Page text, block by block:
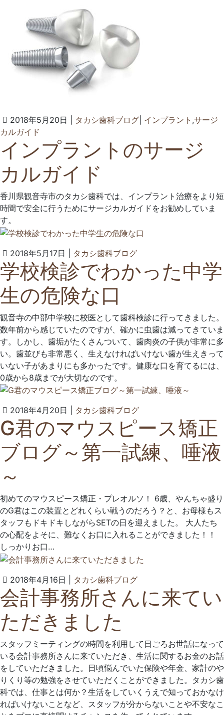
2018年5月20日 タカシ歯科ブログ インプラント ,サージ
カルガイド
年
11
日
カ
シ
科
ク
リ
ニ
ク
インプラントのサージ
カルガイド
香川県観音寺市のタカシ歯科では、インプラント治療をより短
時間で安全に行うためにサージカルガイドをお勧めしていま
す。
2018年5月17日 タカシ歯科ブログ2022
6
日
タ
シ
ク
リ
ニ
ッ
ク
学校検診でわかった中学
生の危険な口
観音寺の中部中学校に校医として歯科検診に行ってきました。
数年前から感じていたのですが、確かに虫歯は減ってきていま
す。しかし、歯垢がたくさんついて、歯肉炎の子供が非常に多
い。歯並びも非常悪く、生えなければいけない歯が生えきって
いない子があまりにも多かったです。健康な口を育てるには、
0歳から8歳までが大切なのです。
2018年4月20日 タカシ歯科ブログ2022
月
23
タ
歯
科
ニ
ッ
ク
G君のマウスピース矯正
ブログ～第一試練、唾液
～
初めてのマウスピース矯正・プレオルソ！ 6歳、やんちゃ盛り
のG君はこの装置とどれくらい戦うのだろう？と、お母様もス
タッフもドキドキしながらSETの日を迎えました。 大人たち
の心配をよそに、難なくお口に入れることができました！！
しっかりお口…
2018年4月16日 タカシ歯科ブログ2022
年
6
日
タ
カ
シ
ク
リ
ニ
ッ
ク
会計事務所さんに来てい
ただきました
スタッフミーティングの時間を利用して日ごろお世話になって
いる会計事務所さんに来ていただき、生活に関するお金のお話
をしていただきました。日頃悩んでいた保険や年金、家計のや
りくり等の勉強をさせていただくことができました。タカシ歯
科では、仕事とは何か？生活をしていくうえで知っておかなけ
ればいけないことなど、スタッフが分からないことや不安なこ